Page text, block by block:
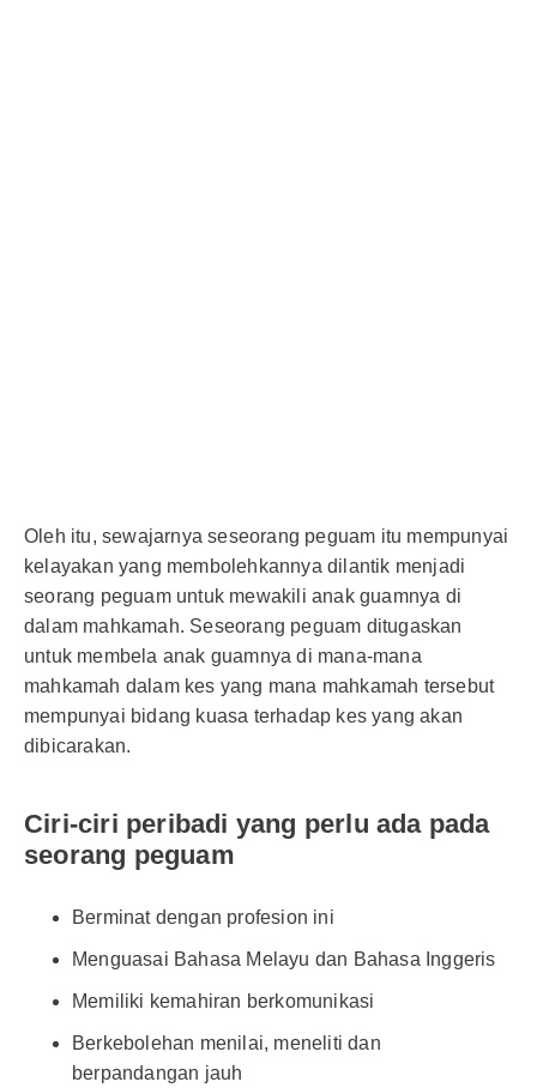
Oleh itu, sewajarnya seseorang peguam itu mempunyai
kelayakan yang membolehkannya dilantik menjadi
seorang peguam untuk mewakili anak guamnya di
dalam mahkamah. Seseorang peguam ditugaskan
untuk membela anak guamnya di mana-mana
mahkamah dalam kes yang mana mahkamah tersebut
mempunyai bidang kuasa terhadap kes yang akan
dibicarakan.
Ciri-ciri peribadi yang perlu ada pada
seorang peguam
Berminat dengan profesion ini
Menguasai Bahasa Melayu dan Bahasa Inggeris
Memiliki kemahiran berkomunikasi
Berkebolehan menilai, meneliti dan
berpandangan jauh